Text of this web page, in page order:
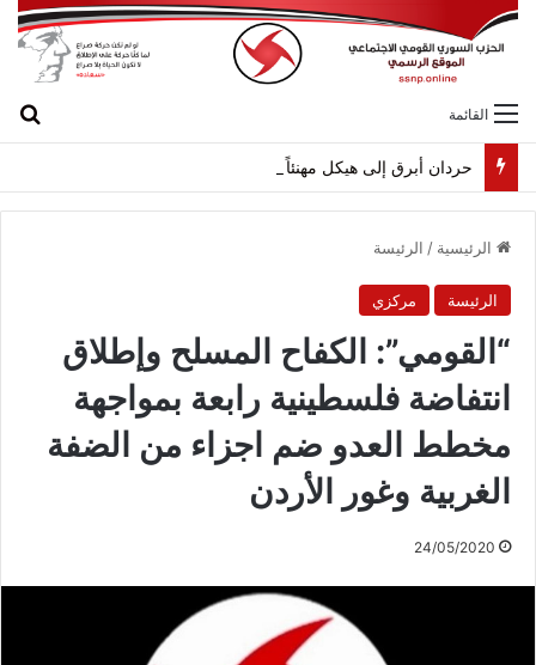
القائمة
حردان أبرق إلى هيكل مهنئاً بمناسبة عيد الجيش
الرئيسية / الرئيسة
الرئيسة مركزي
“القومي”: الكفاح المسلح وإطلاق
انتفاضة فلسطينية رابعة بمواجهة
مخطط العدو ضم اجزاء من الضفة
الغربية وغور الأردن
24/05/2020